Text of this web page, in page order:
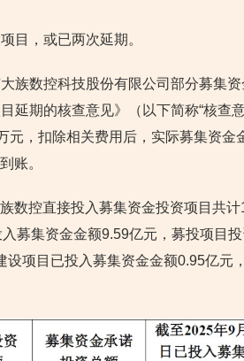
目，或已两次延期。
族数控科技股份有限公司部分募集
延期的核查意见》（以下简称“核查
元，扣除相关费用后，实际募集资金
账。
数控直接投入募集资金投资项目共
募集资金金额9.59亿元，募投项目
项目已投入募集资金金额0.95亿元